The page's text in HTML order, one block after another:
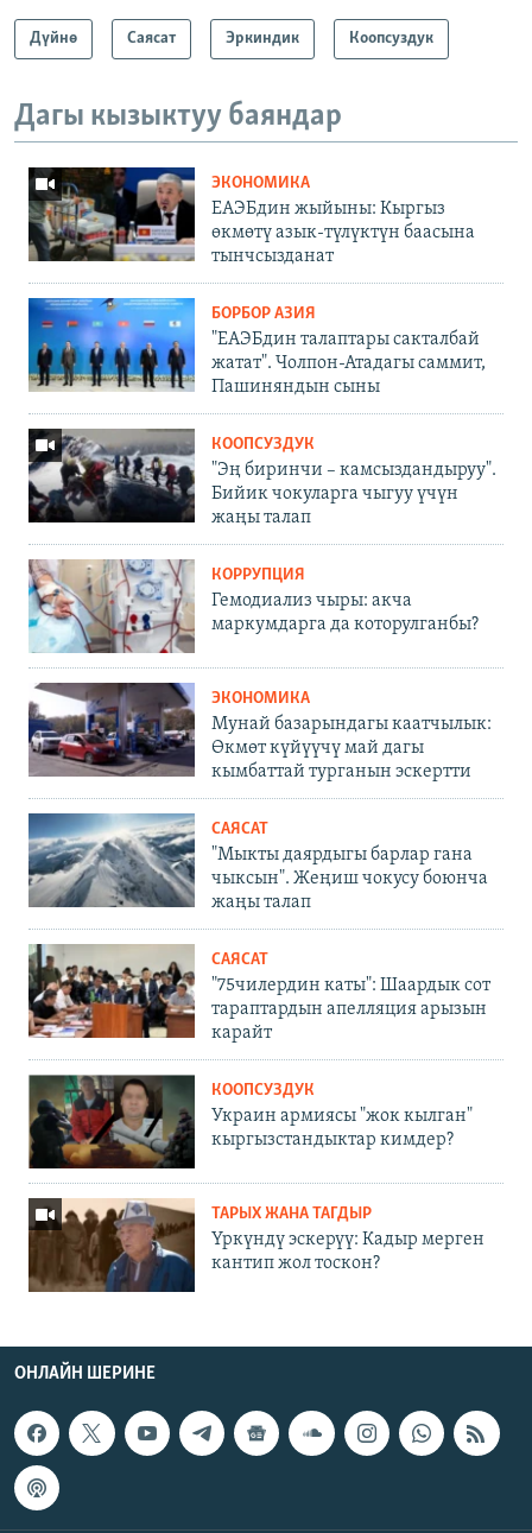
Дүйнө Саясат Эркиндик Коопсуздук
Дагы кызыктуу баяндар
ЭКОНОМИКА
ЕАЭБдин жыйыны: Кыргыз
өкмөтү азык-түлүктүн баасына
тынчсызданат
БОРБОР АЗИЯ
"ЕАЭБдин талаптары сакталбай
жатат". Чолпон-Атадагы саммит,
Пашиняндын сыны
КООПСУЗДУК
"Эң биринчи – камсыздандыруу".
Бийик чокуларга чыгуу үчүн
жаңы талап
КОРРУПЦИЯ
Гемодиализ чыры: акча
маркумдарга да которулганбы?
ЭКОНОМИКА
Мунай базарындагы каатчылык:
Өкмөт күйүүчү май дагы
кымбаттай турганын эскертти
САЯСАТ
"Мыкты даярдыгы барлар гана
чыксын". Жеңиш чокусу боюнча
жаңы талап
САЯСАТ
"75чилердин каты": Шаардык сот
тараптардын апелляция арызын
карайт
КООПСУЗДУК
Украин армиясы "жок кылган"
кыргызстандыктар кимдер?
ТАРЫХ ЖАНА ТАГДЫР
Үркүндү эскерүү: Кадыр мерген
кантип жол тоскон?
ОНЛАЙН ШЕРИНЕ